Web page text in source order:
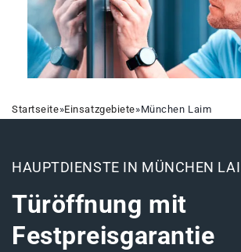
Startseite»Einsatzgebiete»München Laim
HAUPTDIENSTE IN MÜNCHEN
Türöffnung mit
Festpreisgarantie